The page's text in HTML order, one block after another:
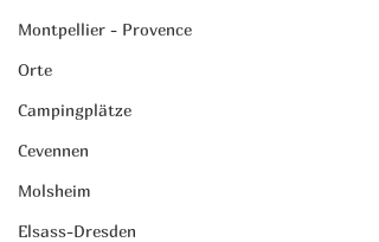
Montpellier - Provence
Orte
Campingplätze
Cevennen
Molsheim
Elsass-Dresden